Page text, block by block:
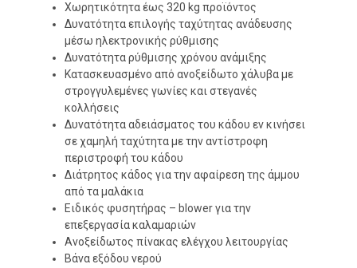
Χωρητικότητα έως 320 kg προϊόντος
Δυνατότητα επιλογής ταχύτητας ανάδευσης
μέσω ηλεκτρονικής ρύθμισης
Δυνατότητα ρύθμισης χρόνου ανάμιξης
Κατασκευασμένο από ανοξείδωτο χάλυβα με
στρογγυλεμένες γωνίες και στεγανές
κολλήσεις
Δυνατότητα αδειάσματος του κάδου εν κινήσει
σε χαμηλή ταχύτητα με την αντίστροφη
περιστροφή του κάδου
Διάτρητος κάδος για την αφαίρεση της άμμου
από τα μαλάκια
Ειδικός φυσητήρας – blower για την
επεξεργασία καλαμαριών
Ανοξείδωτος πίνακας ελέγχου λειτουργίας
Βάνα εξόδου νερού